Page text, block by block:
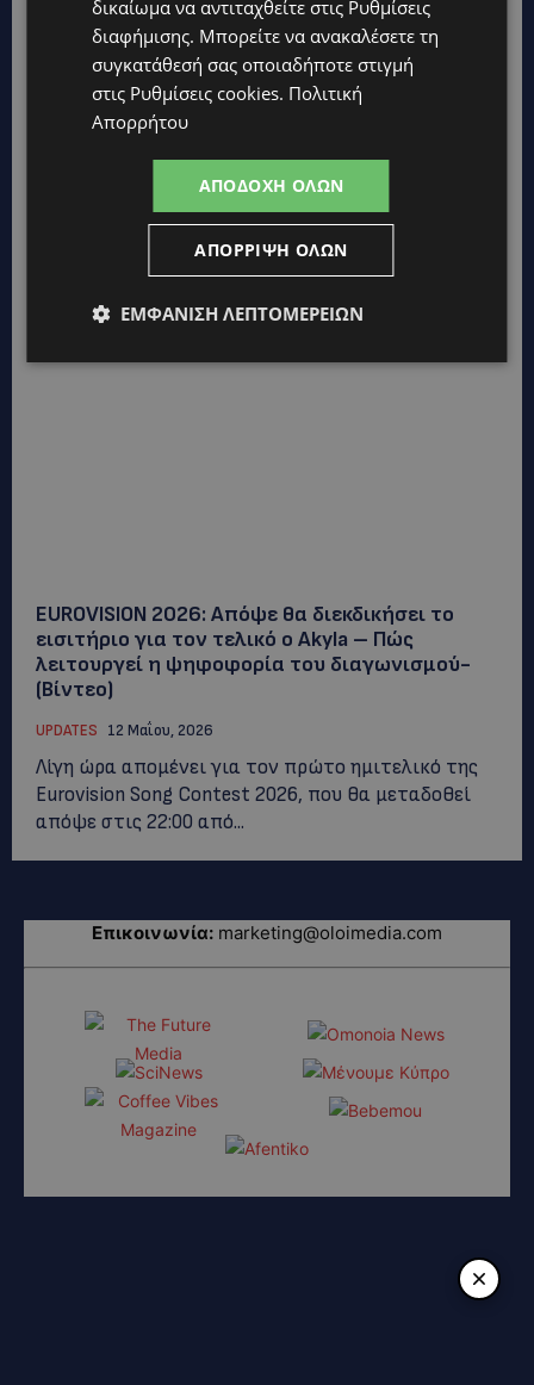
EUROVISION 2026: Συγκινητική συνάντηση του
Akylas με τη Βίκυ Λέανδρος λίγο πριν τον Α’
Ημιτελικό- H ευχή της-(Βίντεο)
LIFESTYLE 12 Μαΐου, 2026
Eurovision 2026, ο Akylas είχε μια ιδιαίτερα
EUROVISION 2026: Απόψε θα διεκδικήσει το
εισιτήριο για τον τελικό ο Akyla – Πώς
λειτουργεί η ψηφοφορία του διαγωνισμού-
(Βίντεο)
UPDATES 12 Μαΐου, 2026
Λίγη ώρα απομένει για τον πρώτο ημιτελικό της
Eurovision Song Contest 2026, που θα μεταδοθεί
απόψε στις 22:00 από...
Επικοινωνία: marketing@oloimedia.com
δικαίωμα να αντιταχθείτε στις Ρυθμίσεις
διαφήμισης. Μπορείτε να ανακαλέσετε τη
συγκατάθεσή σας οποιαδήποτε στιγμή
στις Ρυθμίσεις cookies. Πολιτική
Απορρήτου
ΑΠΟΔΟΧΉ ΌΛΩΝ
ΑΠΌΡΡΙΨΗ ΌΛΩΝ
ΕΜΦΆΝΙΣΗ ΛΕΠΤΟΜΕΡΕΙΏΝ